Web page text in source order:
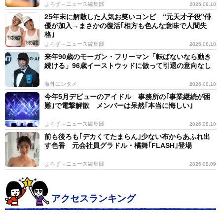
ん、広い庭の草むしりや花壇のお手入れも担当していま
す。さらに、水道光熱費などの公共料金のコンビニ支払
いや、歯科医院で使用する備品の購入・精算などもすべ
て任されており、責任の大きさを日々実感しています。
ー2026年現在、時給はいくらぐらいでしょうか？
2011年の勤務開始時は時給1150円でしたが、現在は奥
様との直接交渉で時給1250円で働いています。「長年働
いている割には上がっていないのでは？」と思われるか
もしれませんが、他のスタッフとのバランスも考慮した
上で、納得してこの金額で引き受けています。
ー現在どのくらいのペースで働いていますか？
月曜日から土曜日まで、毎朝8時〜11時の3時間勤務で
よろず～ニュース編集部 2026.08.10
25年末に解散した人気お笑いコンビ “元天才子役”俳
優が加入→まさかの復活｢相方も色んな意味で人間失
格｣
よろず～ニュース編集部 2026.08.10
来年90歳のモーガン・フリーマン「転ばないなら動き
続ける」96歳イーストウッドに倣って引退の意向なし
海外エンタメ 2026.08.10
今年5月デビューのアイドル 事務所の｢事業継続が困
難｣で電撃解散 メンバーは呆然｢本当に悔しい｣
よろず～ニュース編集部 2026.08.10
前も後ろも｢デカくてたまらん｣少ない布からあふれ出
す色香 元会社員グラドル・橘舞｢FLASH｣登場
よろず～ニュース編集部 2026.08.09
アクセスランキング